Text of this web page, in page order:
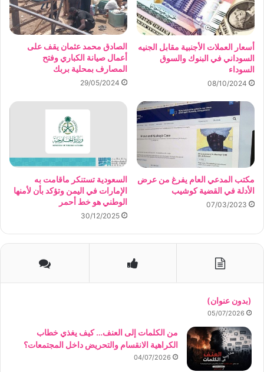
أسعار العملات الأجنبية مقابل الجنيه
السوداني في البنوك والسوق
السوداء
08/10/2024
الصادق محمد عثمان يقف على
أعمال صيانة الكباري وفتح
المصارف بمحلية بربك
29/05/2024
مكتب المدعي العام يفرغ من عرض
الأدلة في القضية كوشيب
07/03/2023
السعودية تستنكر ماقامت به
الإمارات في اليمن وتؤكد بأن لأمنها
الوطني هو خط أحمر
30/12/2025
(بدون عنوان)
05/07/2026
من الكلمات إلى العنف… كيف يغذي خطاب
الكراهية الانقسام والتحريض داخل المجتمعات؟
04/07/2026